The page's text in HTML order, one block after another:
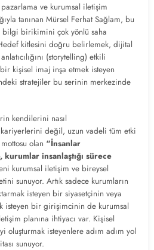
ve kurumsal iletişim
tanınan Mürsel Ferhat Sağlam, bu
bilgi birikimini çok yönlü saha
kitlesini doğru belirlemek, dijital
(storytelling) etkili
kişisel imaj inşa etmek isteyen
stratejiler bu serinin merkezinde
kendilerini nasıl
kariyerlerini değil, uzun vadeli tüm etki
olan “İnsanlar
kurumlar insanlaştığı sürece
kurumsal iletişim ve bireysel
sunuyor. Artık sadece kurumların
isteyen bir siyasetçinin veya
isteyen bir girişimcinin de kurumsal
planına ihtiyacı var. Kişisel
oluşturmak isteyenlere adım adım yol
sunuyor.